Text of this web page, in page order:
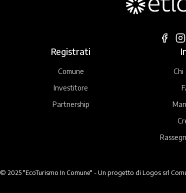
Registrati
Comune
Investitore
Partnership
Chi
© 2025 "EcoTurismo In Comune" - Un progetto di Logos srl